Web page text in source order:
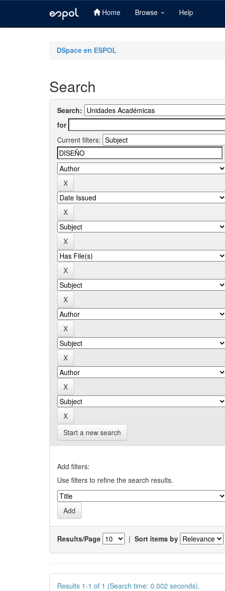
Home Browse Help
DSpace en ESPOL
Search
Search:
for
Current filters:
Start a new search
Add filters:
Use filters to refine the search results.
Results/Page | Sort items by
Results 1-1 of 1 (Search time: 0.002 seconds).